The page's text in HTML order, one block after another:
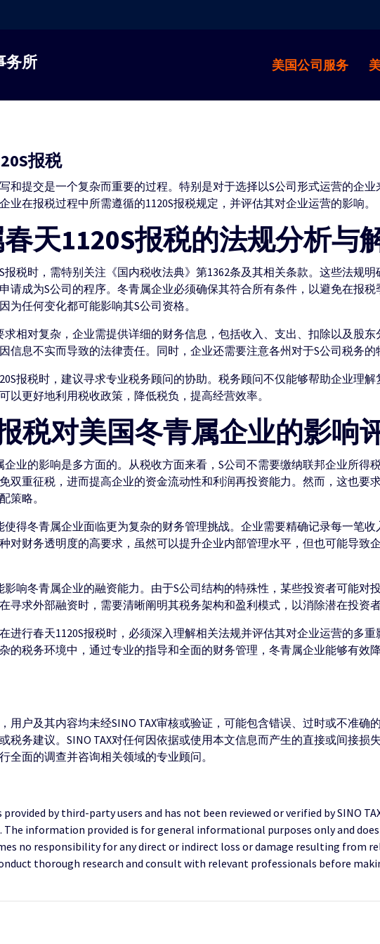
务所 美国公司服务
报税
和提交是一个复杂而重要的过程。特别是对于选择以S公司形式运营的企业
业在报税过程中所需遵循的1120S报税规定，并评估其对企业运营的影响。
天1120S报税的法规分析与
报税时，需特别关注《国内税收法典》第1362条及其相关条款。这些法规
请成为S公司的程序。冬青属企业必须确保其符合所有条件，以避免在报
为任何变化都可能影响其S公司资格。
求相对复杂，企业需提供详细的财务信息，包括收入、支出、扣除以及股
信息不实而导致的法律责任。同时，企业还需要注意各州对于S公司税务的
报税时，建议寻求专业税务顾问的协助。税务顾问不仅能够帮助企业理
以更好地利用税收政策，降低税负，提高经营效率。
税对美国冬青属企业的影响
企业的影响是多方面的。从税收方面来看，S公司不需要缴纳联邦企业所得
双重征税，进而提高企业的资金流动性和利润再投资能力。然而，这也要
策略。
使得冬青属企业面临更为复杂的财务管理挑战。企业需要精确记录每一笔
对财务透明度的高要求，虽然可以提升企业内部管理水平，但也可能导致
影响冬青属企业的融资能力。由于S公司结构的特殊性，某些投资者可能对
寻求外部融资时，需要清晰阐明其税务架构和盈利模式，以消除潜在投资
进行春天1120S报税时，必须深入理解相关法规并评估其对企业运营的多
的税务环境中，通过专业的指导和全面的财务管理，冬青属企业能够有效
用户及其内容均未经SINO TAX审核或验证，可能包含错误、过时或不准确
税务建议。SINO TAX对任何因依据或使用本文信息而产生的直接或间接损
全面的调查并咨询相关领域的专业顾问。
by third-party users and has not been reviewed or verified by SINO
The information provided is for general informational purposes only and
no responsibility for any direct or indirect loss or damage resulting from
thorough research and consult with relevant professionals before